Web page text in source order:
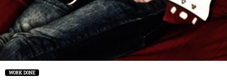
WORK DONE